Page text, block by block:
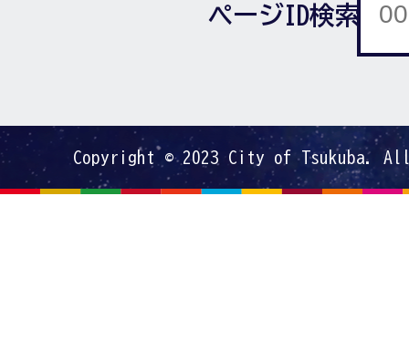
ページID検索
Copyright © 2023 City of Tsukuba.